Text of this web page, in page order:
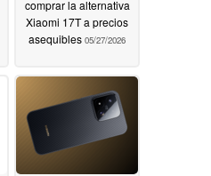
comprar la alternativa
Xiaomi 17T a precios
asequibles 05/27/2026